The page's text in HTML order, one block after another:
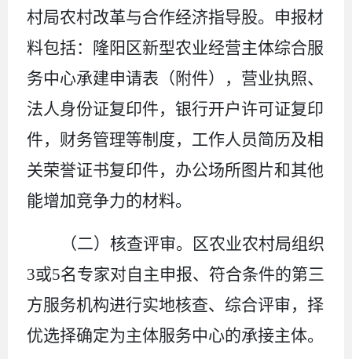
村局农村改革与合作经济指导股。申报材
料包括：隆阳区新型农业经营主体综合服
务中心承建申请表（附件），营业执照、
法人身份证复印件， 银行开户许可证复印
件， 财务管理等制度， 工作人员简历及相
关荣誉证书复印件， 办公场所图片和其他
能增加竞争力的材料。
（二）核查评审。
区农业农村局组织
3或5名专家对自主申报、符合条件的第三
方服务机构进行实地核查、综合评审，择
优选择确定为主体服务中心的承接主体。